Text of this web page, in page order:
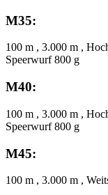
M35:
100 m , 3.000 m ,
Speerwurf 800 g
M40:
100 m , 3.000 m ,
Speerwurf 800 g
M45:
100 m , 3.000 m ,